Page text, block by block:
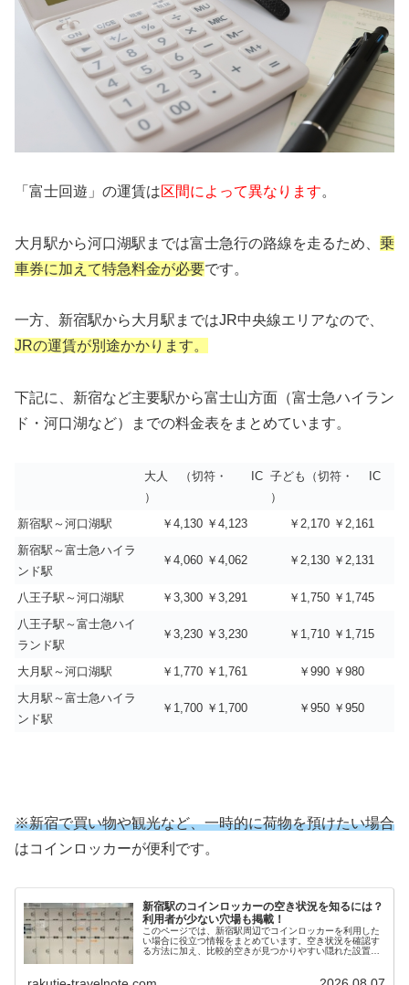
「富士回遊」の運賃は区間によって異なります。
大月駅から河口湖駅までは富士急行の路線を走るため、 乗
車券に加えて特急料金が必要です。
一方、新宿駅から大月駅まではJR中央線エリアなので、
JRの運賃が別途かかります。
下記に、新宿など主要駅から富士山方面（富士急ハイラン
ド・河口湖など）までの料金表をまとめています。
大人 （切符・ IC
）
子ども（切符・ IC
）
新宿駅～河口湖駅
￥4,130 ￥4,123
￥2,170 ￥2,161
新宿駅～富士急ハイラ
ンド駅
￥4,060 ￥4,062 ￥2,130 ￥2,131
八王子駅～河口湖駅 ￥3,300 ￥3,291
￥1,750 ￥1,745
八王子駅～富士急ハイ
ランド駅
￥3,230 ￥3,230 ￥1,710 ￥1,715
大月駅～河口湖駅 ￥1,770 ￥1,761
￥990 ￥980
大月駅～富士急ハイラ
ンド駅
￥1,700 ￥1,700 ￥950 ￥950
※新宿で買い物や観光など、一時的に荷物を預けたい場合
はコインロッカーが便利です。
新宿駅のコインロッカーの空き状況を知るには？
利用者が少ない穴場も掲載！
このページでは、新宿駅周辺でコインロッカーを利用した
い場合に役立つ情報をまとめています。空き状況を確認す
る方法に加え、比較的空きが見つかりやすい隠れた設置ス
いますので、ぜひ参考にしてみてください。